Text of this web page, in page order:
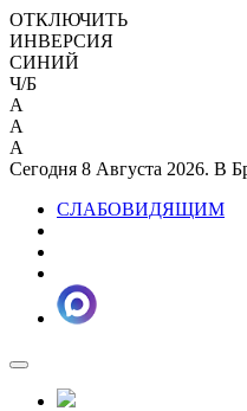
ОТКЛЮЧИТЬ
ИНВЕРСИЯ
СИНИЙ
Ч/Б
A
A
A
Сегодня 8 Августа 2026. В
СЛАБОВИДЯЩИМ